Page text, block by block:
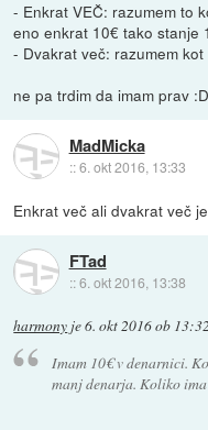
- Enkrat VEČ: razumem to
eno enkrat 10€ tako stanje
- Dvakrat več: razumem
ne pa trdim da imam prav :D
MadMicka
::6. okt 2016, 13:33
Enkrat več ali dvakrat več
FTad
::6. okt 2016, 13:38
harmony je6. okt 2016 ob 13:32
Imam 10€ v denarnici.
manj denarja. Koliko